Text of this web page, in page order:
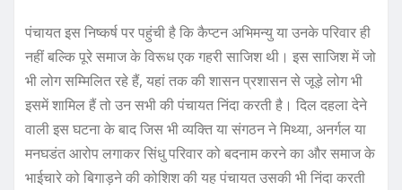
पंचायत इस निष्कर्ष पर पहुंची है कि कैप्टन अभिमन्यु या उनके परिवार ही
नहीं बल्कि पूरे समाज के विरूध एक गहरी साजिश थी। इस साजिश में जो
भी लोग सम्मिलित रहे हैं, यहां तक की शासन प्रशासन से जूड़े लोग भी
इसमें शामिल हैं तो उन सभी की पंचायत निंदा करती है। दिल दहला देने
वाली इस घटना के बाद जिस भी व्यक्ति या संगठन ने मिथ्या, अनर्गल या
मनघडंत आरोप लगाकर सिंधु परिवार को बदनाम करने का और समाज के
भाईचारे को बिगाड़ने की कोशिश की यह पंचायत उसकी भी निंदा करती